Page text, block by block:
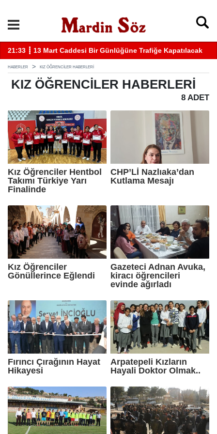
21:33 ┋ 13 Mart Caddesi Bir Günlüğüne Trafiğe Kapatılacak
HABERLER KIZ ÖĞRENCILER HABERLERI
KIZ ÖĞRENCILER HABERLERI
8 ADET
Kız Öğrenciler Hentbol
Takımı Türkiye Yarı
Finalinde
CHP’Lİ Nazlıaka’dan
Kutlama Mesajı
Kız Öğrenciler
Gönüllerince Eğlendi
Gazeteci Adnan Avuka,
kiracı öğrencileri
evinde ağırladı
Fırıncı Çırağının Hayat
Hikayesi
Arpatepeli Kızların
Hayali Doktor Olmak..